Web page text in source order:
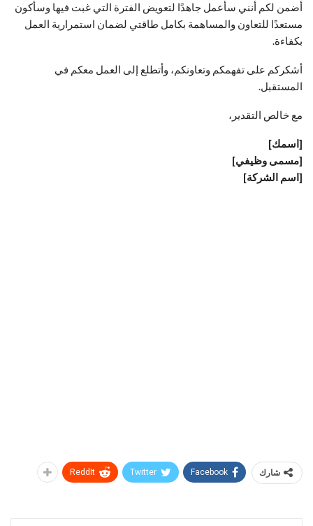
أضمن لكم أنني سأعمل جاهدًا لتعويض الفترة التي غبت فيها وسأكون
مستعدًا للتعاون والمساهمة بكامل طاقتي لضمان استمرارية العمل
بكفاءة.
أشكركم على تفهمكم وتعاونكم، وأتطلع إلى العمل معكم في
المستقبل.
مع خالص التقدير،
[اسمك]
[مسمى وظيفي]
[اسم الشركة]
شارك Facebook
Twitter
ReddIt